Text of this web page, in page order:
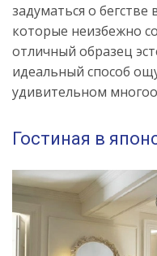
задуматься о
которые неизбежно
отличный образец
идеальный способ
удивительном
Гостиная в